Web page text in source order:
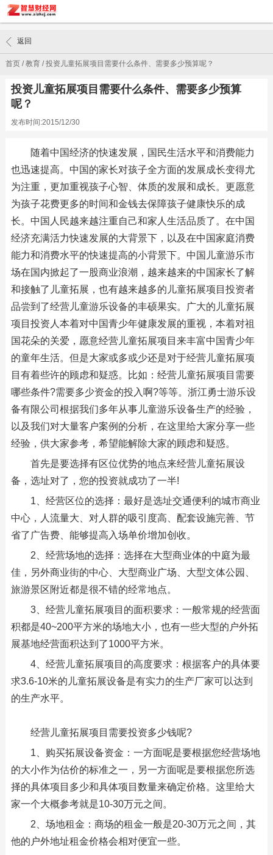
首页/教育/投资儿童拓展项目需要什么条件、需要多少预算呢？
返回
投资儿童拓展项目需要什么条件、需要多少预算
呢？
发布时间:2015/12/30
随着中国经济的快速发展，国民生活水平和消费能力
也迅速提高。中国的家长对孩子全方面的发展成长变得尤
为注重，更加重视孩子心智、体质的发展和成长。更愿意
为孩子花费更多的时间和金钱去保障孩子健康快乐的成
长。中国人民越来越注重自己和家人生活品质了。在中国
经济充满活力快速发展的大背景下，以及在中国家庭消费
能力和消费水平的快速提高的小背景下。中国儿童游乐市
场在国内掀起了一股商业浪潮，越来越来的中国家长了解
和接触了儿童拓展，也有越来越多的儿童拓展项目投资者
品尝到了经营儿童游乐设备的丰硕果实。广大的儿童拓展
项目投资人本着对中国青少年健康发展的重视，本着对祖
国花朵的关爱，愿意经营儿童拓展项目来丰富中国青少年
的童年生活。但是大家或多或少还是对于经营儿童拓展项
目有着些许的顾虑和疑惑。比如：经营儿童拓展项目需要
哪些条件?需要多少资金的投入啊?等等。浙江勇士游乐设
备有限公司根据我们多年从事儿童游乐设备生产的经验，
以及我们对大量客户案例的分析，在这里给大家分享一些
经验，供大家参考，希望能解除大家的顾虑和疑惑。
首先是要选择有区位优势的地点来经营儿童拓展设
备，选址对了，您的投资就成功了一半!
1、经营区位的选择：最好是选址交通便利的城市商业
中心，人流量大、对人群的吸引度高、配套设施完善、节
省了广告费、能够提高入场单价增加创收。
2、经营场地的选择：选择在大型商业体的中庭为最
佳，另外商业街的中心、大型商业广场、大型文体公园、
旅游景区附近都是很不错的经常地点。
3、经营儿童拓展项目的面积要求：一般常规的经营面
积都是40~200平方米的场地大小，也有一些大型的户外拓
展基地经营面积达到了1000平方米。
4、经营儿童拓展项目的高度要求：根据客户的具体要
求3.6-10米的儿童拓展设备是有实力的生产厂家可以达到
的生产水平。
经营儿童拓展项目需要投资多少钱呢?
1、购买拓展设备资金：一方面呢是要根据您经营场地
的大小作为估价的标准之一，另一方面呢是要根据您所选
择的具体项目多少和具体项目数量来确定价格。这里给大
家一个大概参考就是10-30万元之间。
2、场地租金：商场的租金一般是20-30万元之间，其
他的户外地址租金价格会相对便宜一些。